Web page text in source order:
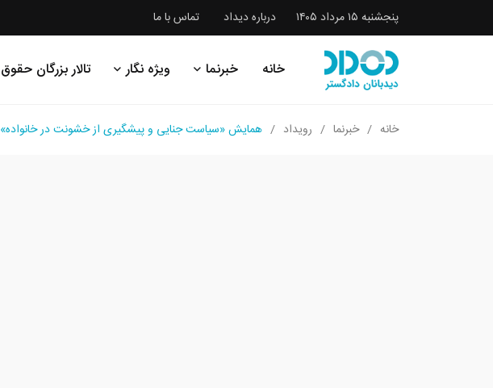
پنجشنبه ۱۵ مرداد ۱۴۰۵ درباره دیداد تماس با ما
خانه خبرنما ویژه نگار تالار بزرگان حقوق
خانه خبرنما رویداد همایش «سیاست جنایی و پیشگیری از خشونت در خانواده»